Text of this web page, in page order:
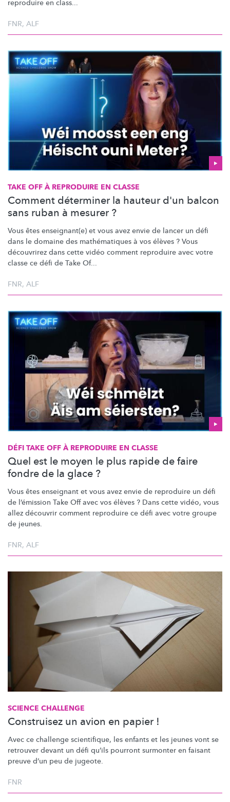
reproduire en class...
FNR, ALF
TAKE OFF À REPRODUIRE EN CLASSE
Comment déterminer la hauteur d'un balcon
sans ruban à mesurer ?
Vous êtes enseignant(e) et vous avez envie de lancer un défi
dans le domaine des mathématiques à vos élèves ? Vous
découvrirez dans cette vidéo comment reproduire avec votre
classe ce défi de Take Of...
FNR, ALF
DÉFI TAKE OFF À REPRODUIRE EN CLASSE
Quel est le moyen le plus rapide de faire
fondre de la glace ?
Vous êtes enseignant et vous avez envie de reproduire un défi
de l’émission Take Off avec vos élèves ? Dans cette vidéo, vous
allez découvrir comment reproduire ce défi avec votre groupe
de jeunes.
FNR, ALF
SCIENCE CHALLENGE
Construisez un avion en papier !
Avec ce challenge scientifique, les enfants et les jeunes vont se
retrouver devant un défi qu’ils pourront surmonter en faisant
preuve d’un peu de jugeote.
FNR